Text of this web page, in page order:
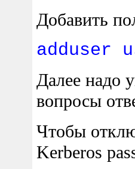
Добавить
adduser
Далее надо
вопросы
Чтобы
Kerberos